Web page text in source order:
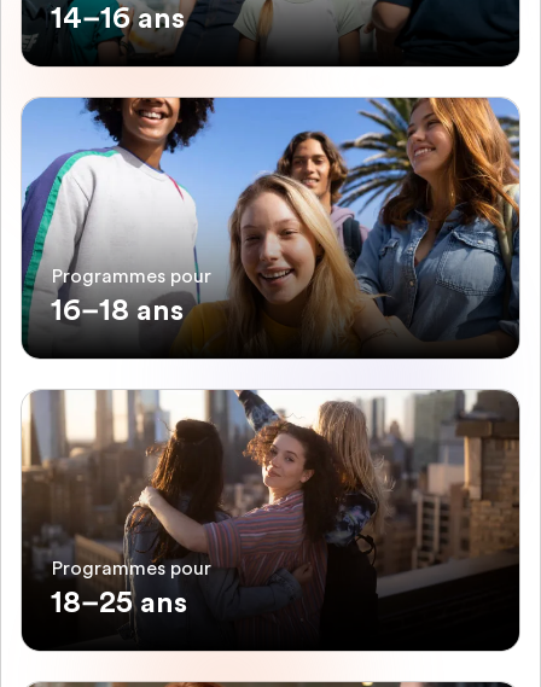
14–16 ans
Programmes pour
16–18 ans
Programmes pour
18–25 ans